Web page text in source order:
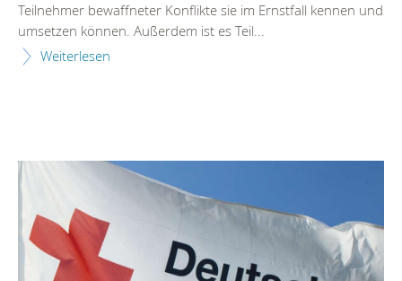
Teilnehmer bewaffneter Konflikte sie im Ernstfall kennen und
umsetzen können. Außerdem ist es Teil...
Weiterlesen